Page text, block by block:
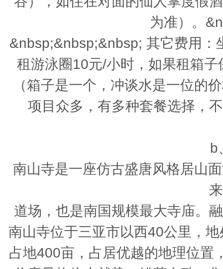
为准）。
&nbsp;&nbsp;&nbsp; 其它费用：
租游泳圈10元/小时，如果租箱
（箱子是一个，冲谈水是一位的
项目众多，有多种套餐选择，
b
南山寺是一座仿古盛唐风格居山
道场，也是南国规模最大寺庙。
南山寺位于三亚市以西40公里，
占地400亩，占居优越的地理位置